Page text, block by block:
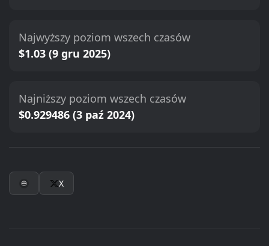
Najwyższy poziom wszech czasów
$1.03 (9 gru 2025)
Najniższy poziom wszech czasów
$0.929486 (3 paź 2024)
X